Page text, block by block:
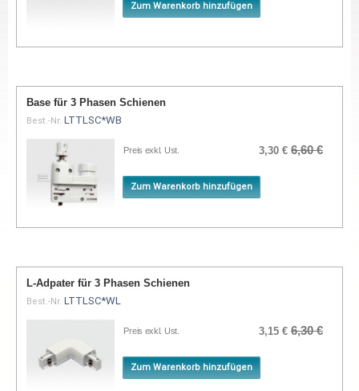
Zum Warenkorb hinzufügen
Base für 3 Phasen Schienen
Best.-Nr. LTTLSC*WB
Preis exkl. Ust. 3,30 € 6,60 €
Zum Warenkorb hinzufügen
L-Adpater für 3 Phasen Schienen
Best.-Nr. LTTLSC*WL
Preis exkl. Ust. 3,15 € 6,30 €
Zum Warenkorb hinzufügen